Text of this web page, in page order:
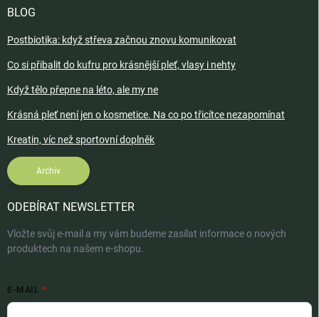
BLOG
Postbiotika: když střeva začnou znovu komunikovat
Co si přibalit do kufru pro krásnější pleť, vlasy i nehty
Když tělo přepne na léto, ale my ne
Krásná pleť není jen o kosmetice. Na co po třicítce nezapomínat
Kreatin, víc než sportovní doplněk
Archiv
ODEBÍRAT NEWSLETTER
Vložte svůj e-mail a my vám budeme zasílat informace o nových
produktech na našem e-shopu.
E-MAIL